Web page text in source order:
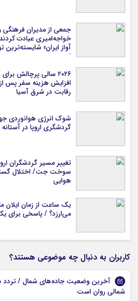
جمعی از مدیران
خواجه‌امیری عیادت
آواز ایران»
است
۲۰۲۶ سالی پرچالش
افزایش هزینه سفر پس
رقابت در شرق آسیا
شوک انرژی هوانوردی
گردشگری اروپا در
تغییر مسیر گردشگران
سوخت جت/ اختلال
هوایی
می‌ارزد؟ / پاسخی برای
کاربران به دنبال چه موضوعی هستند؟
آخرین وضعیت جاده‌های شمال / تردد
شمالی روان است